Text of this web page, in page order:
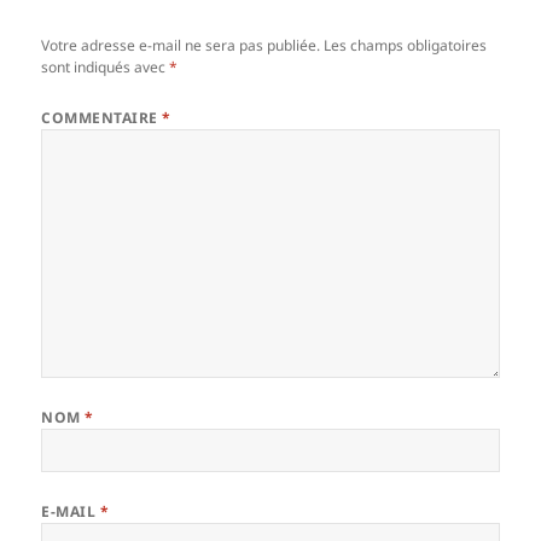
Votre adresse e-mail ne sera pas publiée. Les champs obligatoires
sont indiqués avec*
COMMENTAIRE*
NOM*
E-MAIL *